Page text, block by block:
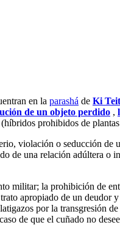
en la parashá de Ki
de un objeto perdido ,
(híbridos prohibidos de
violación o seducción
de una relación adúltera o
militar; la prohibición de
apropiado de un deudor
por la transgresión
de que el cuñado no